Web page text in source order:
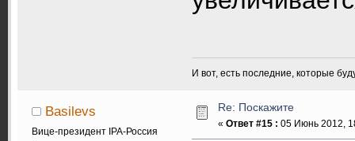
И вот, есть последние, которые
Basilevs
Вице-президент IPA-Россия
Re: Поскажите
« Ответ #15 : 05 Июнь 2012,